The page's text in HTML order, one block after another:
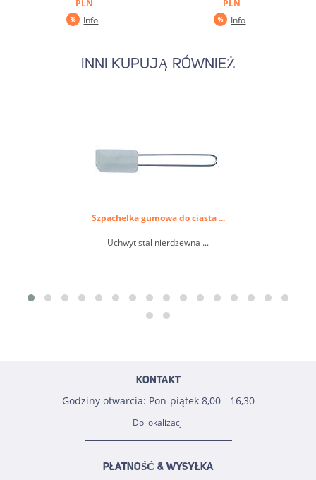
PLN
Info
PLN
Info
INNI KUPUJĄ RÓWNIEŻ
Szpachelka gumowa do ciasta ...
Uchwyt stal nierdzewna ...
KONTAKT
Godziny otwarcia: Pon-piątek 8,00 - 16,30
Do lokalizacji
PŁATNOŚĆ & WYSYŁKA